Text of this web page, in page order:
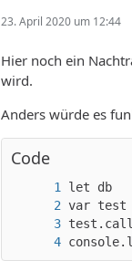
23. April 2020 um 12:44
Hier noch ein
wird.
Anders würde es
Code